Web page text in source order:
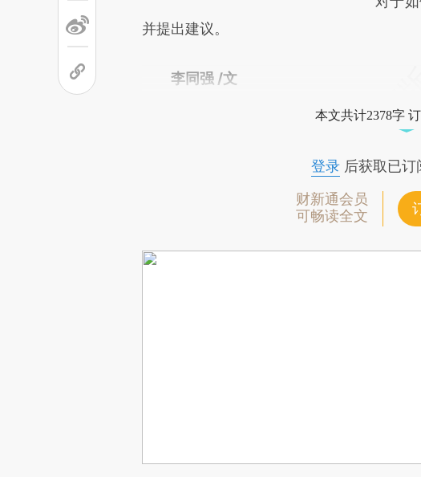
并提出建议。
李同强 /文
本文共计2378字
登录后获取已订
财新通会员
可畅读全文